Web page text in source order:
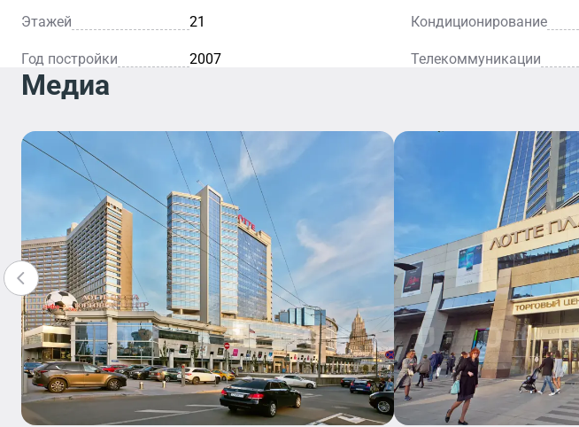
Этажей 21 Кондиционирование
Год постройки 2007 Телекоммуникации
Медиа